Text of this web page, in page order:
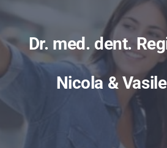
Service
News
Dr. med. dent.
Nicola &